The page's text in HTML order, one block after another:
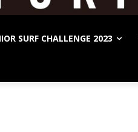
SURF CHALLENGE 2023